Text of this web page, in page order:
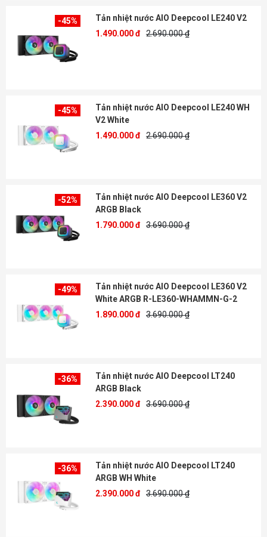
-45%
Tản nhiệt nước AIO Deepcool LE240 V2
1.490.000 đ 2.690.000 ₫
-45%
Tản nhiệt nước AIO Deepcool LE240 WH
V2 White
1.490.000 đ 2.690.000 ₫
-52%
Tản nhiệt nước AIO Deepcool LE360 V2
ARGB Black
1.790.000 đ 3.690.000 ₫
-49%
Tản nhiệt nước AIO Deepcool LE360 V2
White ARGB R-LE360-WHAMMN-G-2
1.890.000 đ 3.690.000 ₫
-36%
Tản nhiệt nước AIO Deepcool LT240
ARGB Black
2.390.000 đ 3.690.000 ₫
-36%
Tản nhiệt nước AIO Deepcool LT240
ARGB WH White
2.390.000 đ 3.690.000 ₫